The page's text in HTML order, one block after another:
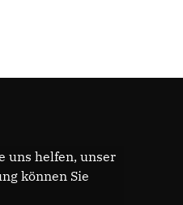
uns helfen, unser
können Sie